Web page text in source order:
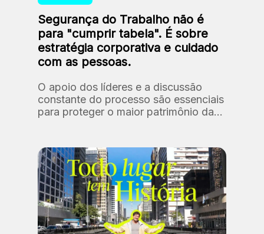
Segurança do Trabalho não é
para "cumprir tabela". É sobre
estratégia corporativa e cuidado
com as pessoas.
O apoio dos líderes e a discussão
constante do processo são essenciais
para proteger o maior patrimônio da